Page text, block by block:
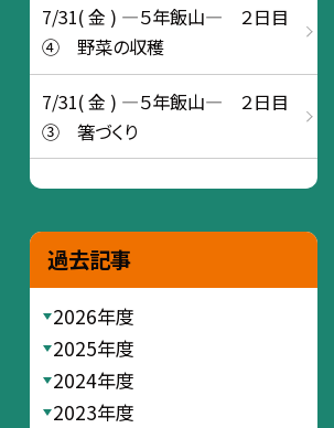
7/31( 金 ) ―５年飯山― ２日目
④ 野菜の収穫
7/31( 金 ) ―５年飯山― ２日目
③ 箸づくり
過去記事
2026年度
2025年度
2024年度
2023年度